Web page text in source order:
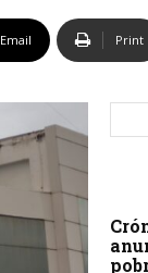
Email Print